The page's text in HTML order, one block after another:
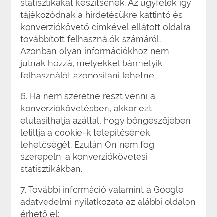
statisztikákat készítsenek. Az ügyfelek így
tájékozódnak a hirdetésükre kattintó és
konverziókövető címkével ellátott oldalra
továbbított felhasználók számáról.
Azonban olyan információkhoz nem
jutnak hozzá, melyekkel bármelyik
felhasználót azonosítani lehetne.
6. Ha nem szeretne részt venni a
konverziókövetésben, akkor ezt
elutasíthatja azáltal, hogy böngészőjében
letiltja a cookie-k telepítésének
lehetőségét. Ezután Ön nem fog
szerepelni a konverziókövetési
statisztikákban.
7. További információ valamint a Google
adatvédelmi nyilatkozata az alábbi oldalon
érhető el: